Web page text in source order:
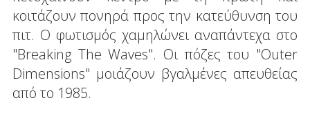
κοιτάζουν πονηρά προς την κατεύθυνση του
πιτ. Ο φωτισμός χαμηλώνει αναπάντεχα στο
"Breaking The Waves". Οι πόζες του "Outer
Dimensions" μοιάζουν βγαλμένες απευθείας
από το 1985.